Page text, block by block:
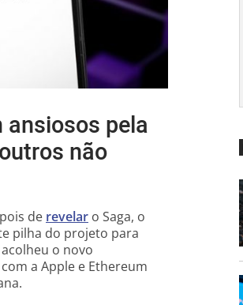
pela
não
de revelar o Saga, o
pilha do projeto para
o novo
a Apple e Ethereum